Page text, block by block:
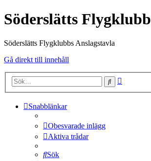
Söderslätts Flygklubb
Söderslätts Flygklubbs Anslagstavla
Gå direkt till innehåll
Sök
Snabblänkar
Obesvarade inlägg
Aktiva trådar
Sök